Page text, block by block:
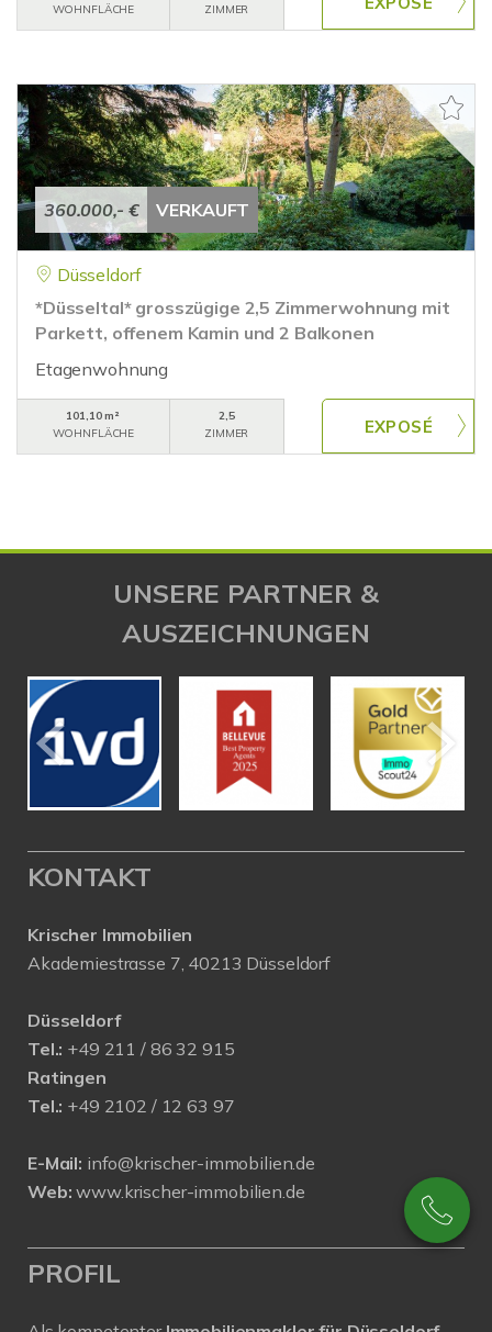
WOHNFLÄCHE
ZIMMER
360.000,- € VERKAUFT
Düsseldorf
*Düsseltal* grosszügige 2,5 Zimmerwohnung mit
Parkett, offenem Kamin und 2 Balkonen
Etagenwohnung
101,10 m²
WOHNFLÄCHE
2,5
ZIMMER
UNSERE PARTNER &
AUSZEICHNUNGEN
KONTAKT
Krischer Immobilien
Akademiestrasse 7, 40213 Düsseldorf
Düsseldorf
Tel.: +49 211 / 86 32 915
Ratingen
Tel.: +49 2102 / 12 63 97
E-Mail: info@krischer-immobilien.de
Web: www.krischer-immobilien.de
PROFIL